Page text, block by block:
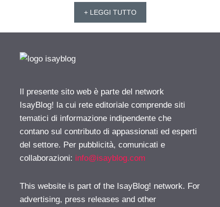
+ LEGGI TUTTO
Il presente sito web è parte del network
IsayBlog! la cui rete editoriale comprende siti
tematici di informazione indipendente che
contano sul contributo di appassionati ed esperti
del settore. Per pubblicità, comunicati e
collaborazioni: info@isayblog.com
This website is part of the IsayBlog! network. For
advertising, press releases and other